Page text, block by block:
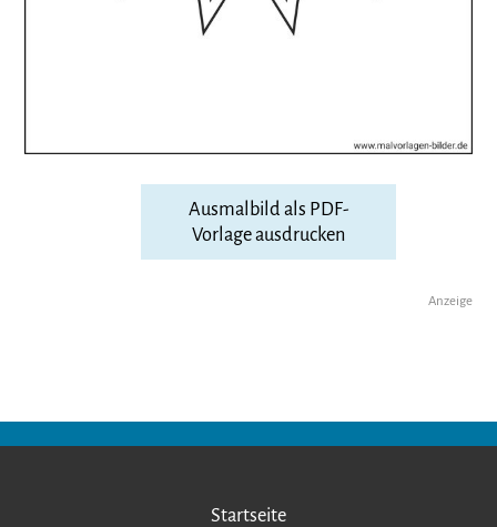
Ausmalbild als PDF-
Vorlage ausdrucken
Anzeige
Startseite